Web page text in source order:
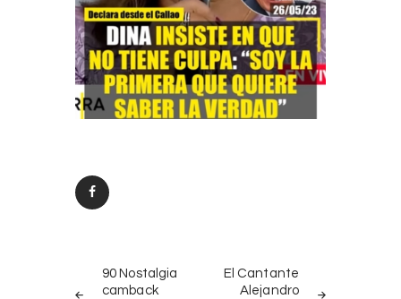
navigation
POST
90 Nostalgia
camback
El Cantante
Alejandro